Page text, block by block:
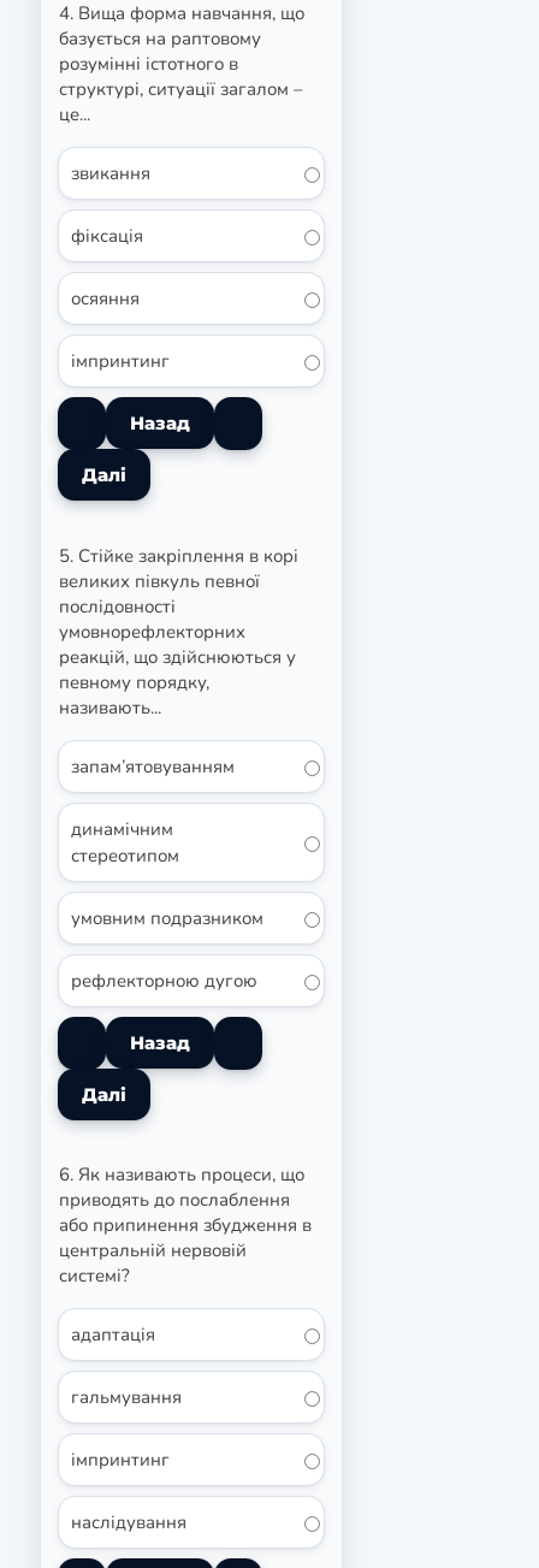
4. Вища форма навчання, що
базується на раптовому
розумінні істотного в
структурі, ситуації загалом –
це...
звикання
фіксація
осяяння
імпринтинг
5. Стійке закріплення в корі
великих півкуль певної
послідовності
умовнорефлекторних
реакцій, що здійснюються у
певному порядку,
називають...
запам’ятовуванням
динамічним
стереотипом
умовним подразником
рефлекторною дугою
6. Як називають процеси, що
приводять до послаблення
або припинення збудження в
центральній нервовій
системі?
адаптація
гальмування
імпринтинг
наслідування